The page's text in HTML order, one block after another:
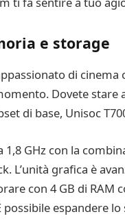
e storage
di
Dovete stare
di base, Unisoc
GHz con la
L’unità grafica è
con 4 GB di RAM
espandere